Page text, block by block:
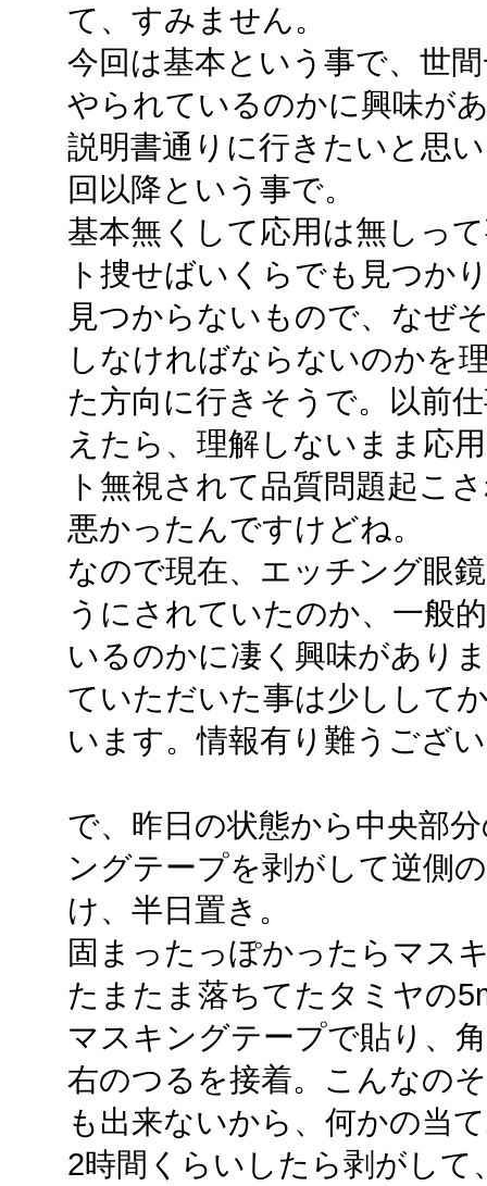
て、すみません。
今回は基本という事で、世
やられているのかに興味が
説明書通りに行きたいと思
回以降という事で。
基本無くして応用は無しっ
ト捜せばいくらでも見つか
見つからないもので、なぜ
しなければならないのかを
た方向に行きそうで。以前
えたら、理解しないまま応
ト無視されて品質問題起こ
悪かったんですけどね。
なので現在、エッチング眼
うにされていたのか、一般
いるのかに凄く興味があり
ていただいた事は少しして
います。情報有り難うござ
で、昨日の状態から中央部
ングテープを剥がして逆側
け、半日置き。
固まったっぽかったらマス
たまたま落ちてたタミヤの
マスキングテープで貼り、
右のつるを接着。こんなの
も出来ないから、何かの当
2時間くらいしたら剥がし